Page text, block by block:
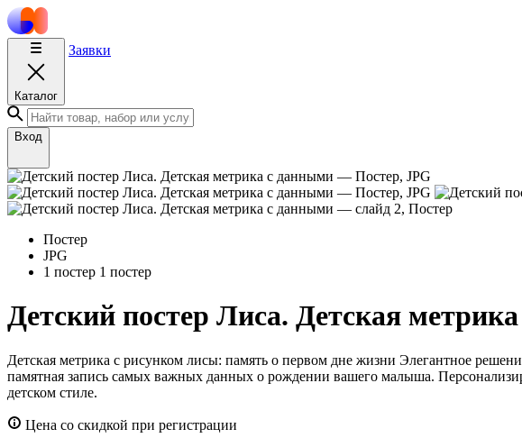
Каталог
Заявки
Вход
Постер
JPG
1 постер 1 постер
Детский постер Лиса. Детская
Детская метрика с рисунком лисы: память о первом дне жизни Элегантное
памятная запись самых важных данных о рождении вашего малыша.
детском стиле.
Цена со скидкой при регистрации